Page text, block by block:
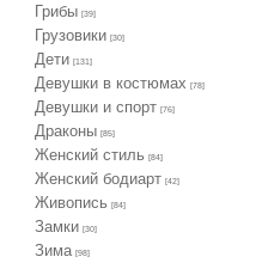
Грибы [39]
Грузовики [30]
Дети [131]
Девушки в костюмах [78]
Девушки и спорт [76]
Драконы [85]
Женский стиль [84]
Женский бодиарт [42]
Живопись [84]
Замки [30]
Зима [98]